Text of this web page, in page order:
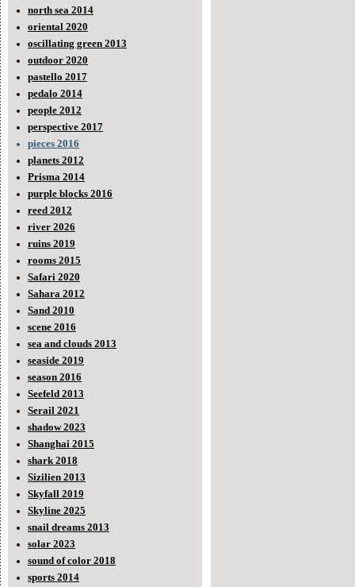
north sea 2014
oriental 2020
oscillating green 2013
outdoor 2020
pastello 2017
pedalo 2014
people 2012
perspective 2017
pieces 2016
planets 2012
Prisma 2014
purple blocks 2016
reed 2012
river 2026
ruins 2019
rooms 2015
Safari 2020
Sahara 2012
Sand 2010
scene 2016
sea and clouds 2013
seaside 2019
season 2016
Seefeld 2013
Serail 2021
shadow 2023
Shanghai 2015
shark 2018
Sizilien 2013
Skyfall 2019
Skyline 2025
snail dreams 2013
solar 2023
sound of color 2018
sports 2014